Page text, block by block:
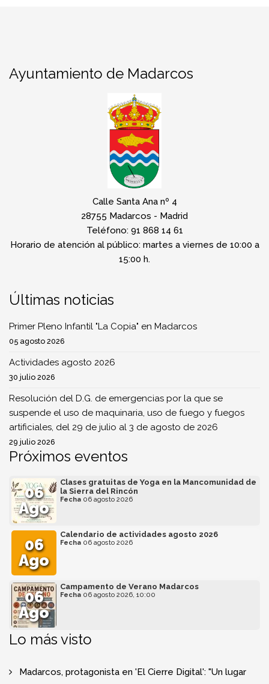
Ayuntamiento de Madarcos
Calle Santa Ana nº 4
28755 Madarcos - Madrid
Teléfono: 91 868 14 61
Horario de atención al público: martes a viernes de 10:00 a
15:00 h.
Últimas noticias
Primer Pleno Infantil "La Copia" en Madarcos
05 agosto 2026
Actividades agosto 2026
30 julio 2026
Resolución del D.G. de emergencias por la que se
suspende el uso de maquinaria, uso de fuego y fuegos
artificiales, del 29 de julio al 3 de agosto de 2026
29 julio 2026
Próximos eventos
06
Ago
Clases gratuitas de Yoga en la Mancomunidad de
la Sierra del Rincón
Fecha 06 agosto 2026
06
Ago
Calendario de actividades agosto 2026
Fecha 06 agosto 2026
06
Ago
Campamento de Verano Madarcos
Fecha 06 agosto 2026, 10:00
Lo más visto
Madarcos, protagonista en 'El Cierre Digital': "Un lugar